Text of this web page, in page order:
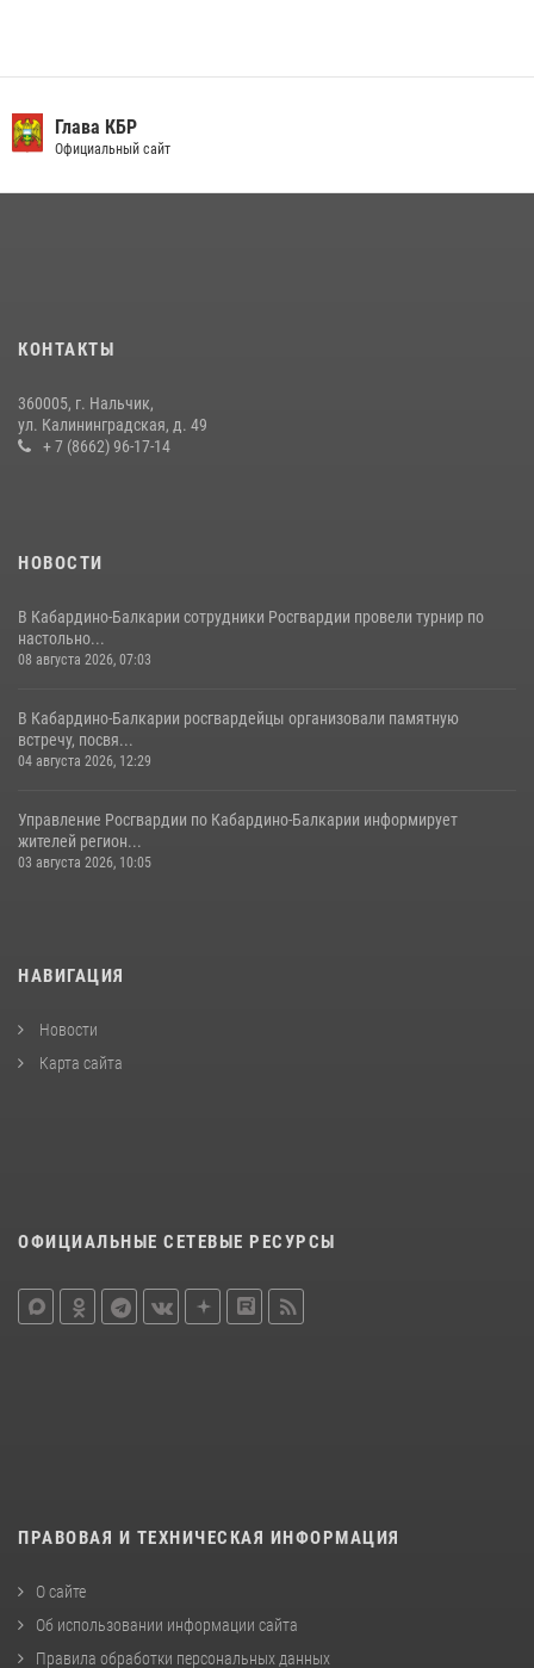
РАДИОРУБРИКи В КАБАРДИНО-БАЛКАРИИ
12 июля 2026, 03:30
В Кабардино-Балкарии росгвардейцы организовали памятную
встречу, посвященную генералу армии Ивану Яковлеву
Глава КБР
Официальный сайт
КОНТАКТЫ
360005, г. Нальчик,
ул. Калининградская, д. 49
+ 7 (8662) 96-17-14
НОВОСТИ
В Кабардино-Балкарии сотрудники Росгвардии провели турнир по
настольно...
08 августа 2026, 07:03
В Кабардино-Балкарии росгвардейцы организовали памятную
встречу, посвя...
04 августа 2026, 12:29
Управление Росгвардии по Кабардино-Балкарии информирует
жителей регион...
03 августа 2026, 10:05
НАВИГАЦИЯ
Новости
Карта сайта
ОФИЦИАЛЬНЫЕ СЕТЕВЫЕ РЕСУРСЫ
ПРАВОВАЯ И ТЕХНИЧЕСКАЯ ИНФОРМАЦИЯ
О сайте
Об использовании информации сайта
Правила обработки персональных данных